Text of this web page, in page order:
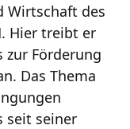
Wirtschaft des
Hier treibt er
zur Förderung
Das Thema
seit seiner